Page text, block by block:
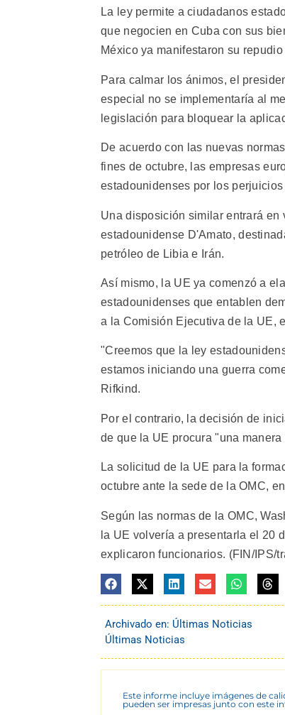
La ley permite a ciudadanos
que negocien en Cuba con sus
México ya manifestaron su
Para calmar los ánimos, el
especial no se implementaría al
legislación para bloquear la
De acuerdo con las nuevas
fines de octubre, las empresas
estadounidenses por los
Una disposición similar entrará
estadounidense D'Amato,
petróleo de Libia e Irán.
Así mismo, la UE ya comenzó a
estadounidenses que entablen
a la Comisión Ejecutiva de la UE,
"Creemos que la ley
estamos iniciando una guerra
Rifkind.
Por el contrario, la decisión de
de que la UE procura "una
La solicitud de la UE para la
octubre ante la sede de la OMC,
Según las normas de la OMC,
la UE volvería a presentarla el 20
explicaron funcionarios. (FIN/IPS/
Archivado en: Últimas Noticias
Últimas Noticias
Este informe incluye imágenes de
pueden ser impresas junto con este